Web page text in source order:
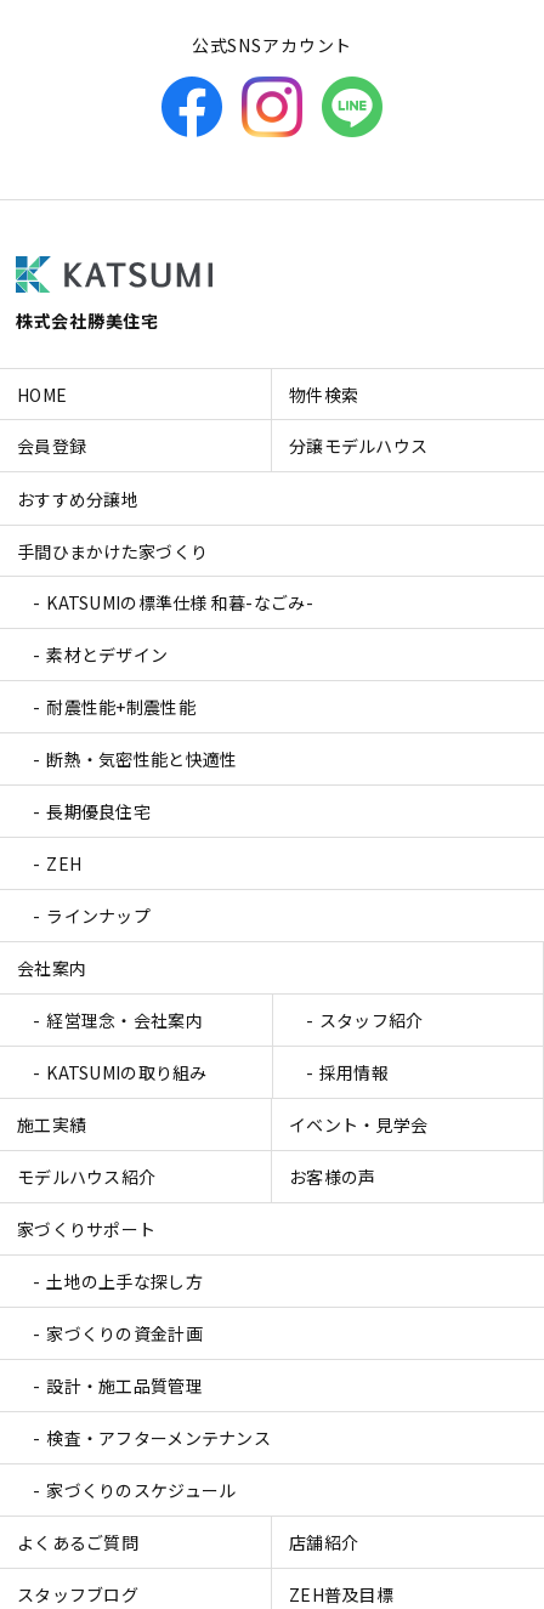
公式SNSアカウント
株式会社勝美住宅
HOME 物件検索
会員登録 分譲モデルハウス
おすすめ分譲地
手間ひまかけた家づくり
KATSUMIの標準仕様 和暮-なごみ-
素材とデザイン
耐震性能+制震性能
断熱・気密性能と快適性
長期優良住宅
ZEH
ラインナップ
会社案内
経営理念・会社案内 スタッフ紹介
KATSUMIの取り組み 採用情報
施工実績 イベント・見学会
モデルハウス紹介 お客様の声
家づくりサポート
土地の上手な探し方
家づくりの資金計画
設計・施工品質管理
検査・アフターメンテナンス
家づくりのスケジュール
よくあるご質問 店舗紹介
スタッフブログ ZEH普及目標